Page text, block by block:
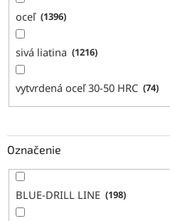
oceľ 1396
sivá liatina 1216
vytvrdená oceľ 30-50 HRC 74
Označenie
BLUE-DRILL LINE 198